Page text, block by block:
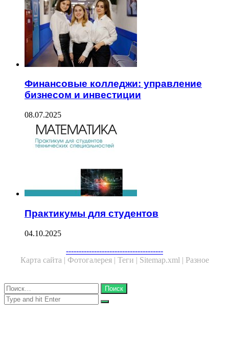
Финансовые колледжи: управление
бизнесом и инвестиции
08.07.2025
Практикумы для студентов
04.10.2025
--------------------------------------
Карта сайта | Фотогалерея | Теги | Sitemap.xml | Разное
Close
Найти:
Close
Search